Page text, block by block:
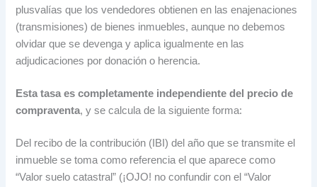
plusvalías que los vendedores obtienen en las enajenaciones
(transmisiones) de bienes inmuebles, aunque no debemos
olvidar que se devenga y aplica igualmente en las
adjudicaciones por donación o herencia.
Esta tasa es completamente independiente del precio de
compraventa, y se calcula de la siguiente forma:
Del recibo de la contribución (IBI) del año que se transmite el
inmueble se toma como referencia el que aparece como
“Valor suelo catastral” (¡OJO! no confundir con el “Valor